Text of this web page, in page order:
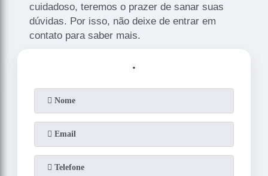
cuidadoso, teremos o prazer de sanar suas
dúvidas. Por isso, não deixe de entrar em
contato para saber mais.
.